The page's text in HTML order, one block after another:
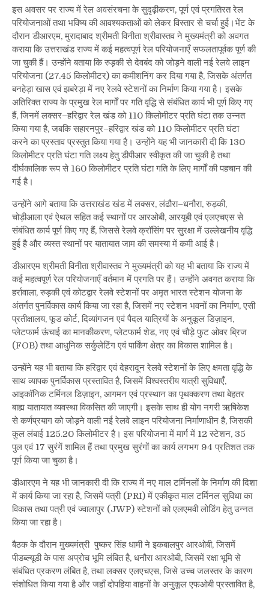
इस अवसर पर राज्य में रेल अवसंरचना के सुदृढ़ीकरण, पूर्ण एवं प्रगतिरत रेल
परियोजनाओं तथा भविष्य की आवश्यकताओं को लेकर विस्तार से चर्चा हुई।भेंट के
दौरान डीआरएम, मुरादाबाद श्रीमती विनीता श्रीवास्तव ने मुख्यमंत्री को अवगत
कराया कि उत्तराखंड राज्य में कई महत्वपूर्ण रेल परियोजनाएँ सफलतापूर्वक पूर्ण की
जा चुकी हैं। उन्होंने बताया कि रुड़की से देवबंद को जोड़ने वाली नई रेलवे लाइन
परियोजना (27.45 किलोमीटर) का कमीशनिंग कर दिया गया है, जिसके अंतर्गत
बनहेड़ा खास एवं झबरेड़ा में नए रेलवे स्टेशनों का निर्माण किया गया है। इसके
अतिरिक्त राज्य के प्रमुख रेल मार्गों पर गति वृद्धि से संबंधित कार्य भी पूर्ण किए गए
हैं, जिनमें लक्सर–हरिद्वार रेल खंड को 110 किलोमीटर प्रति घंटा तक उन्नत
किया गया है, जबकि सहारनपुर–हरिद्वार खंड को 110 किलोमीटर प्रति घंटा
करने का प्रस्ताव प्रस्तुत किया गया है। उन्होंने यह भी जानकारी दी कि 130
किलोमीटर प्रति घंटा गति लक्ष्य हेतु डीपीआर स्वीकृत की जा चुकी है तथा
दीर्घकालिक रूप से 160 किलोमीटर प्रति घंटा गति के लिए मार्गों की पहचान की
गई है।
उन्होंने आगे बताया कि उत्तराखंड खंड में लक्सर, लंढौरा–धनौरा, रुड़की,
चोड़ीआला एवं ऐथल सहित कई स्थानों पर आरओबी, आरयूबी एवं एलएचएस से
संबंधित कार्य पूर्ण किए गए हैं, जिससे रेलवे क्रॉसिंग पर सुरक्षा में उल्लेखनीय वृद्धि
हुई है और व्यस्त स्थानों पर यातायात जाम की समस्या में कमी आई है।
डीआरएम श्रीमती विनीता श्रीवास्तव ने मुख्यमंत्री को यह भी बताया कि राज्य में
कई महत्वपूर्ण रेल परियोजनाएँ वर्तमान में प्रगति पर हैं। उन्होंने अवगत कराया कि
हर्रावाला, रुड़की एवं कोटद्वार रेलवे स्टेशनों पर अमृत भारत स्टेशन योजना के
अंतर्गत पुनर्विकास कार्य किया जा रहा है, जिसमें नए स्टेशन भवनों का निर्माण, एसी
प्रतीक्षालय, फूड कोर्ट, दिव्यांगजन एवं पैदल यात्रियों के अनुकूल डिज़ाइन,
प्लेटफार्म ऊंचाई का मानकीकरण, प्लेटफार्म शेड, नए एवं चौड़े फुट ओवर ब्रिज
(FOB) तथा आधुनिक सर्कुलेटिंग एवं पार्किंग क्षेत्र का विकास शामिल है।
उन्होंने यह भी बताया कि हरिद्वार एवं देहरादून रेलवे स्टेशनों के लिए क्षमता वृद्धि के
साथ व्यापक पुनर्विकास प्रस्तावित है, जिसमें विश्वस्तरीय यात्री सुविधाएँ,
आइकॉनिक टर्मिनल डिज़ाइन, आगमन एवं प्रस्थान का पृथक्करण तथा बेहतर
बाह्य यातायात व्यवस्था विकसित की जाएगी। इसके साथ ही योग नगरी ऋषिकेश
से कर्णप्रयाग को जोड़ने वाली नई रेलवे लाइन परियोजना निर्माणाधीन है, जिसकी
कुल लंबाई 125.20 किलोमीटर है। इस परियोजना में मार्ग में 12 स्टेशन, 35
पुल एवं 17 सुरंगें शामिल हैं तथा प्रमुख सुरंगों का कार्य लगभग 94 प्रतिशत तक
पूर्ण किया जा चुका है।
डीआरएम ने यह भी जानकारी दी कि राज्य में नए माल टर्मिनलों के निर्माण की दिशा
में कार्य किया जा रहा है, जिसमें पत्री (PRI) में एकीकृत माल टर्मिनल सुविधा का
विकास तथा पत्री एवं ज्वालापुर (JWP) स्टेशनों को एलएमवी लोडिंग हेतु उन्नत
किया जा रहा है।
बैठक के दौरान मुख्यमंत्री पुष्कर सिंह धामी ने इकबालपुर आरओबी, जिसमें
पीडब्ल्यूडी के पास अप्रोच भूमि लंबित है, धनौरा आरओबी, जिसमें रक्षा भूमि से
संबंधित प्रकरण लंबित है, तथा लक्सर एलएचएस, जिसे उच्च जलस्तर के कारण
संशोधित किया गया है और जहाँ दोपहिया वाहनों के अनुकूल एफओबी प्रस्तावित है,